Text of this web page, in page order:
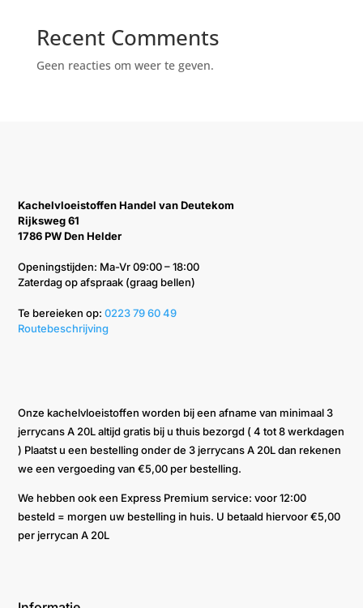
Recent Comments
Geen reacties om weer te geven.
Kachelvloeistoffen Handel van Deutekom
Rijksweg 61
1786 PW Den Helder
Openingstijden: Ma-Vr 09:00 – 18:00
Zaterdag op afspraak (graag bellen)
Te bereieken op: ‭0223 79 60 49‬
Routebeschrijving
Onze kachelvloeistoffen worden bij een afname van minimaal 3
jerrycans A 20L altijd gratis bij u thuis bezorgd ( 4 tot 8 werkdagen
) Plaatst u een bestelling onder de 3 jerrycans A 20L dan rekenen
we een vergoeding van €5,00 per bestelling.
We hebben ook een Express Premium service: voor 12:00
besteld = morgen uw bestelling in huis. U betaald hiervoor €5,00
per jerrycan A 20L